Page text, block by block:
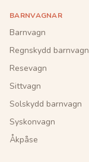
BARNVAGNAR
Barnvagn
Regnskydd barnvagn
Resevagn
Sittvagn
Solskydd barnvagn
Syskonvagn
Åkpåse